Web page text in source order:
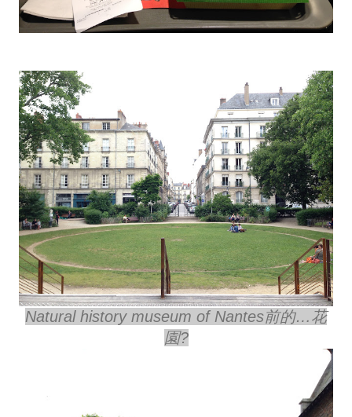
Natural history museum of Nantes前的…花
園?